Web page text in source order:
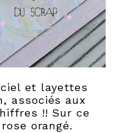
et layettes
associés aux
!! Sur ce
orangé.